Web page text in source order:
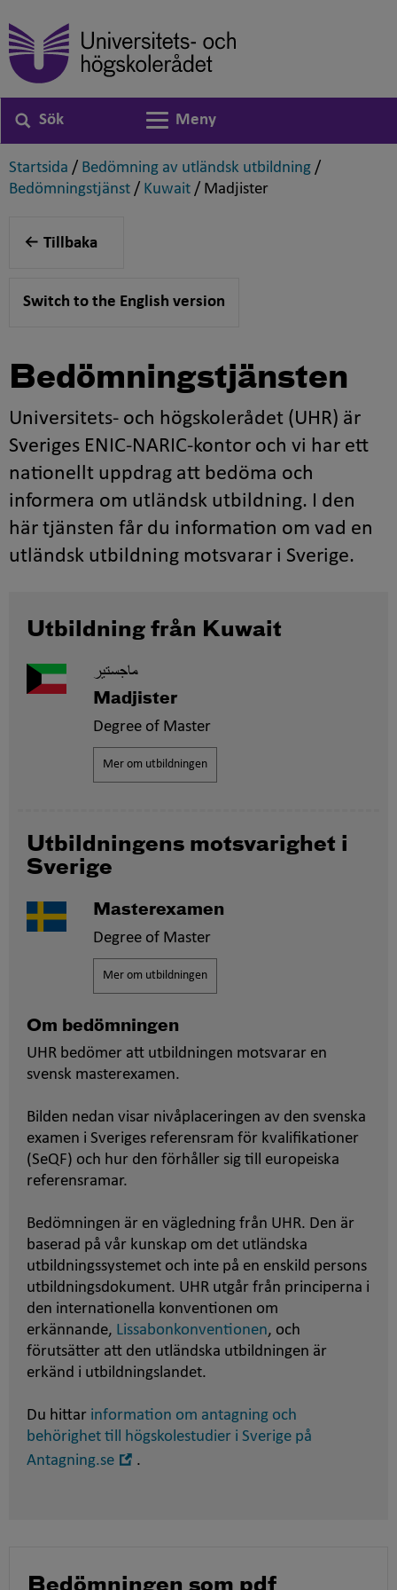
Sök
Växla navigering
Meny
Startsida ,
/ Bedömning av utländsk utbildning ,
/
Bedömningstjänst ,
/ Kuwait ,
/ Madjister,
Tillbaka
Switch to the English version
Bedömningstjänsten
Universitets- och högskolerådet (UHR) är
Sveriges ENIC-NARIC-kontor och vi har ett
nationellt uppdrag att bedöma och
informera om utländsk utbildning. I den
här tjänsten får du information om vad en
utländsk utbildning motsvarar i Sverige.
Utbildning från Kuwait
ماجستير
Madjister
Degree of Master
Mer om utbildningen
Utbildningens motsvarighet i
Sverige
Masterexamen
Degree of Master
Mer om utbildningen
Om bedömningen
UHR bedömer att utbildningen motsvarar en
svensk masterexamen.
Bilden nedan visar nivåplaceringen av den svenska
examen i Sveriges referensram för kvalifikationer
(SeQF) och hur den förhåller sig till europeiska
referensramar.
Bedömningen är en vägledning från UHR. Den är
baserad på vår kunskap om det utländska
utbildningssystemet och inte på en enskild persons
utbildningsdokument. UHR utgår från principerna i
den internationella konventionen om
erkännande, Lissabonkonventionen, och
förutsätter att den utländska utbildningen är
erkänd i utbildningslandet.
Du hittar information om antagning och
behörighet till högskolestudier i Sverige på
Antagning.se
.
Bedömningen som pdf